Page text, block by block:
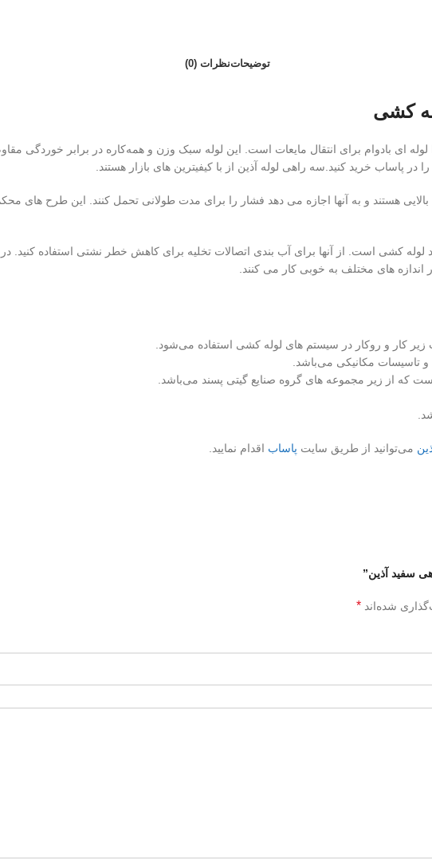
توضیحاتنظرات (0)
کشی
ای بادوام برای انتقال مایعات است. این لوله سبک وزن و همه‌کاره در برابر خوردگی
پاساب خرید کنید.سه راهی لوله آذین از با کیفیترین های بازار هستند.
هستند و به آنها اجازه می دهد فشار را برای مدت طولانی تحمل کنند. این طرح های
لوله کشی است. از آنها برای آب بندی اتصالات تخلیه برای کاهش خطر نشتی استفاده
های مختلف به خوبی کار می کنند.
و تاسیسات مکانیکی می‌باشد.
که از زیر مجموعه های گروه صنایع گیتی پسند می‌باشد.
می‌توانید از طریق سایت پاساب اقدام نمایید.
سفید آذین”
شده‌اند *